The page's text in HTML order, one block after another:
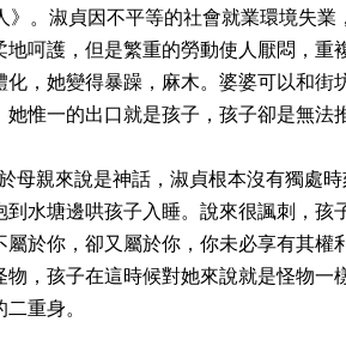
。淑貞因不平等的社會就業環境失業
呵護，但是繁重的勞動使人厭悶，重
化，她變得暴躁，麻木。婆婆可以和街
惟一的出口就是孩子，孩子卻是無法
母親來說是神話，淑貞根本沒有獨處時
水塘邊哄孩子入睡。說來很諷刺，孩
於你，卻又屬於你，你未必享有其權
，孩子在這時候對她來說就是怪物一
重身。